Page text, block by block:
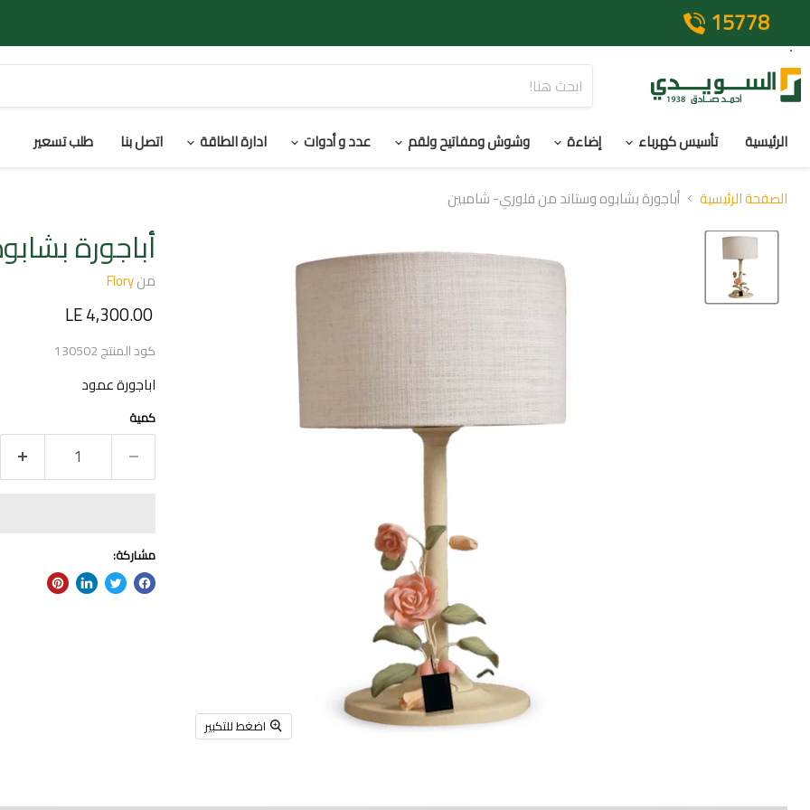
15778
الرئيسية تأسيس كهرباء إضاءة وشوش ومفاتيح ولقم عدد و أدوات ادارة الطاقة اتصل بنا طلب تسعير
الصفحة الرئيسية أباجورة بشابوه وستاند من فلوري- شامبين
اضغط للتكبير
أباجورة
منFlory
السعر الحالي
LE 4,300.00
كود المنتج130502
اباجورة عمود
كمية
مشاركة: